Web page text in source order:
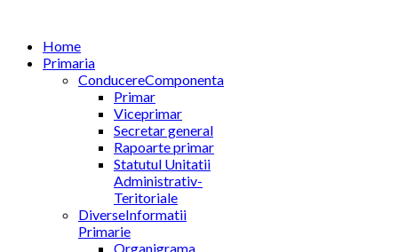
Home
Primaria
ConducereComponenta
Primar
Viceprimar
Secretar general
Rapoarte primar
Statutul Unitatii
Administrativ-
Teritoriale
DiverseInformatii
Primarie
Organigrama